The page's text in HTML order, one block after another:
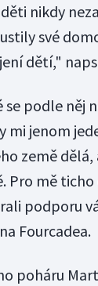
děti nikdy
své
dětí,"
podle něj
mi jenom
země
Pro mě
podporu
Fourcadea.
poháru